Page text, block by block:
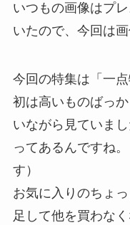
いつもの画像はプ
いたので、今回は
今回の特集は「一
初は高いものばっ
いながら見ていま
ってあるんですね
す）
お気に入りのちょ
足して他を買わな